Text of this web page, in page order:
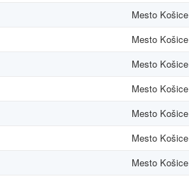
Mesto Košice
Mesto Košice
Mesto Košice
Mesto Košice
Mesto Košice
Mesto Košice
Mesto Košice